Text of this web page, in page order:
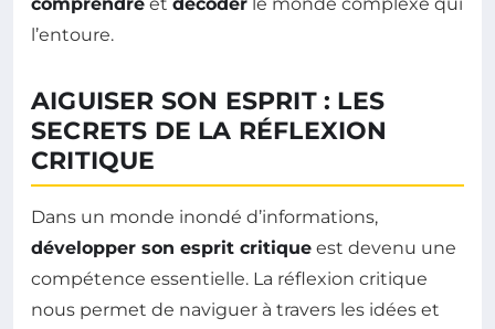
comprendre et décoder le monde complexe qui
l’entoure.
AIGUISER SON ESPRIT : LES
SECRETS DE LA RÉFLEXION
CRITIQUE
Dans un monde inondé d’informations,
développer son esprit critique est devenu une
compétence essentielle. La réflexion critique
nous permet de naviguer à travers les idées et